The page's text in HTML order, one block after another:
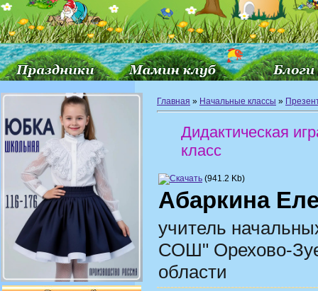
Главная » Начальные классы »
Дидактическая
класс
(941.2 Kb)
Абаркина
учитель
СОШ" Орехово-
области